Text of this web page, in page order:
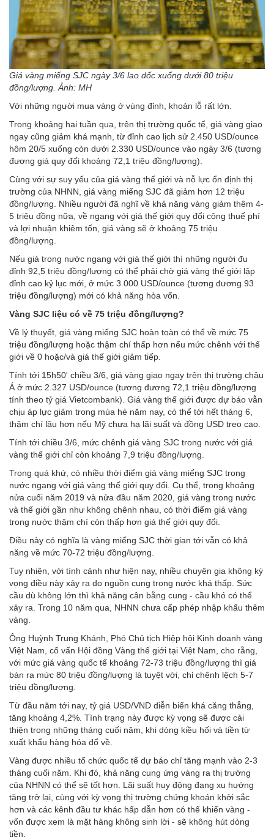
Giá vàng miếng SJC ngày 3/6 lao dốc xuống dưới 80 triệu
đồng/lượng. Ảnh: MH
Với những người mua vàng ở vùng đỉnh, khoản lỗ rất lớn.
Trong khoảng hai tuần qua, trên thị trường quốc tế, giá vàng giao
ngay cũng giảm khá mạnh, từ đỉnh cao lịch sử 2.450 USD/ounce
hôm 20/5 xuống còn dưới 2.330 USD/ounce vào ngày 3/6 (tương
đương giá quy đổi khoảng 72,1 triệu đồng/lượng).
Cùng với sự suy yếu của giá vàng thế giới và nỗ lực ổn định thị
trường của NHNN, giá vàng miếng SJC đã giảm hơn 12 triệu
đồng/lượng. Nhiều người đã nghĩ về khả năng vàng giảm thêm 4-
5 triệu đồng nữa, về ngang với giá thế giới quy đổi cộng thuế phí
và lợi nhuận khiêm tốn, giá vàng sẽ ở khoảng 75 triệu
đồng/lượng.
Nếu giá trong nước ngang với giá thế giới thì những người đu
đỉnh 92,5 triệu đồng/lượng có thể phải chờ giá vàng thế giới lập
đỉnh cao kỷ lục mới, ở mức 3.000 USD/ounce (tương đương 93
triệu đồng/lượng) mới có khả năng hòa vốn.
Vàng SJC liệu có về 75 triệu đồng/lượng?
Về lý thuyết, giá vàng miếng SJC hoàn toàn có thể về mức 75
triệu đồng/lượng hoặc thậm chí thấp hơn nếu mức chênh với thế
giới về 0 hoặc/và giá thế giới giảm tiếp.
Tính tới 15h50' chiều 3/6, giá vàng giao ngay trên thị trường châu
Á ở mức 2.327 USD/ounce (tương đương 72,1 triệu đồng/lượng
tính theo tỷ giá Vietcombank). Giá vàng thế giới được dự báo vẫn
chịu áp lực giảm trong mùa hè năm nay, có thể tới hết tháng 6,
thậm chí lâu hơn nếu Mỹ chưa hạ lãi suất và đồng USD treo cao.
Tính tới chiều 3/6, mức chênh giá vàng SJC trong nước với giá
vàng thế giới chỉ còn khoảng 7,9 triệu đồng/lượng.
Trong quá khứ, có nhiều thời điểm giá vàng miếng SJC trong
nước ngang với giá vàng thế giới quy đổi. Cụ thể, trong khoảng
nửa cuối năm 2019 và nửa đầu năm 2020, giá vàng trong nước
và thế giới gần như không chênh nhau, có thời điểm giá vàng
trong nước thậm chí còn thấp hơn giá thế giới quy đổi.
Điều này có nghĩa là vàng miếng SJC thời gian tới vẫn có khả
năng về mức 70-72 triệu đồng/lượng.
Tuy nhiên, với tình cảnh như hiện nay, nhiều chuyên gia không kỳ
vọng điều này xảy ra do nguồn cung trong nước khá thấp. Sức
cầu dù không lớn thì khả năng cân bằng cung - cầu khó có thể
xảy ra. Trong 10 năm qua, NHNN chưa cấp phép nhập khẩu thêm
vàng.
Ông Huỳnh Trung Khánh, Phó Chủ tịch Hiệp hội Kinh doanh vàng
Việt Nam, cố vấn Hội đồng Vàng thế giới tại Việt Nam, cho rằng,
với mức giá vàng quốc tế khoảng 72-73 triệu đồng/lượng thì giá
bán ra mức 80 triệu đồng/lượng là tuyệt vời, chỉ chênh lệch 5-7
triệu đồng/lượng.
Từ đầu năm tới nay, tỷ giá USD/VND diễn biến khá căng thẳng,
tăng khoảng 4,2%. Tình trạng này được kỳ vọng sẽ được cải
thiện trong những tháng cuối năm, khi dòng kiều hối và tiền từ
xuất khẩu hàng hóa đổ về.
Vàng được nhiều tổ chức quốc tế dự báo chỉ tăng mạnh vào 2-3
tháng cuối năm. Khi đó, khả năng cung ứng vàng ra thị trường
của NHNN có thể sẽ tốt hơn. Lãi suất huy động đang xu hướng
tăng trở lại, cùng với kỳ vọng thị trường chứng khoán khởi sắc
hơn và các kênh đầu tư khác hấp dẫn hơn có thể khiến vàng -
vốn được xem là mặt hàng không sinh lời - sẽ không hút dòng
tiền.